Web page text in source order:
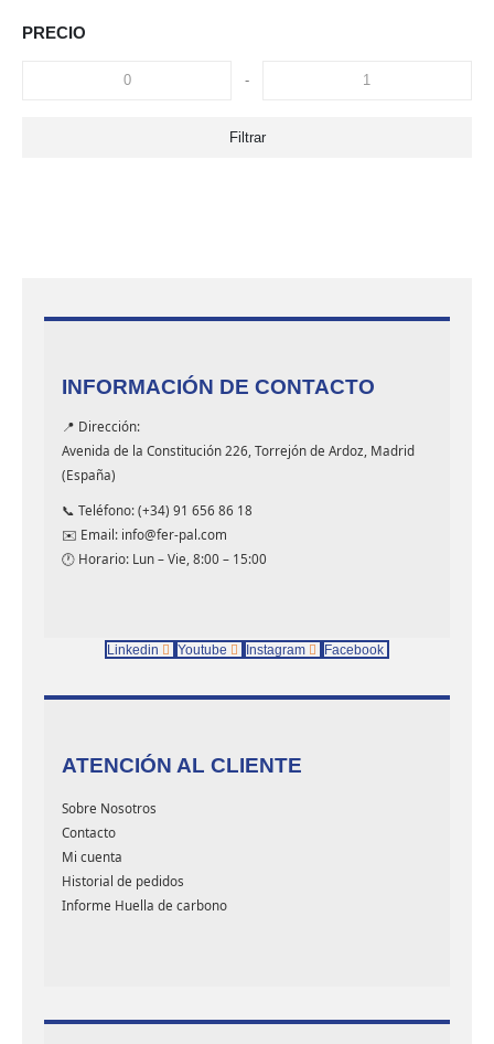
PRECIO
-
Filtrar
INFORMACIÓN DE CONTACTO
📍 Dirección:
Avenida de la Constitución 226, Torrejón de Ardoz, Madrid
(España)
📞 Teléfono: (+34) 91 656 86 18
✉️ Email: info@fer-pal.com
🕐 Horario: Lun – Vie, 8:00 – 15:00
Linkedin Youtube Instagram Facebook
ATENCIÓN AL CLIENTE
Sobre Nosotros
Contacto
Mi cuenta
Historial de pedidos
Informe Huella de carbono